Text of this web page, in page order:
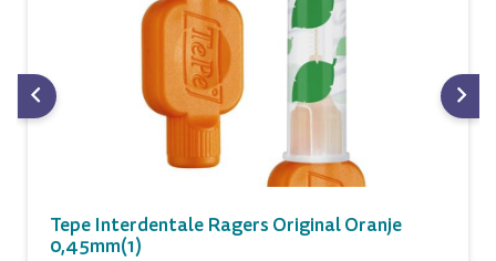
Tepe Interdentale Ragers Original Oranje
0,45mm(1)